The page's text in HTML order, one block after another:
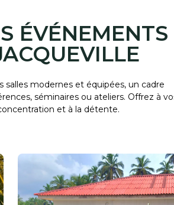
ÉVÉNEMENTS
modernes et équipées, un cadre
séminaires ou ateliers. Offrez à
et à la détente.